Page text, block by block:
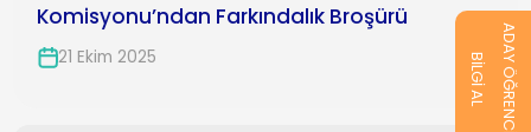
Komisyonu’ndan Farkındalık Broşürü
21 Ekim 2025 BİLGİ AL ADAY ÖĞRENCİ